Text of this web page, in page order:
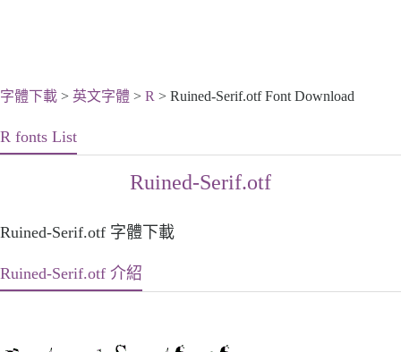
字體下載 > 英文字體 > R > Ruined-Serif.otf Font Download
R fonts List
Ruined-Serif.otf
Ruined-Serif.otf 字體下載
Ruined-Serif.otf 介紹